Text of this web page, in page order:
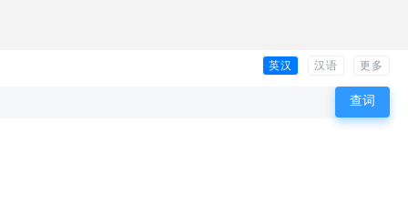
英汉 汉语 更多